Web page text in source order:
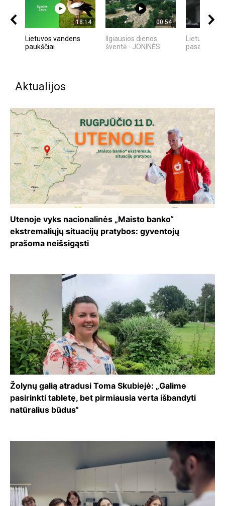
18:14
Lietuvos vandens
paukščiai
00:54
Ilgiausios dienos
šventė - JONINĖS
Lietuvos
pasaulyje
Aktualijos
Utenoje vyks nacionalinės „Maisto banko“
ekstremaliųjų situacijų pratybos: gyventojų
prašoma neišsigąsti
Žolynų galią atradusi Toma Skubiejė: „Galime
pasirinkti tabletę, bet pirmiausia verta išbandyti
natūralius būdus“